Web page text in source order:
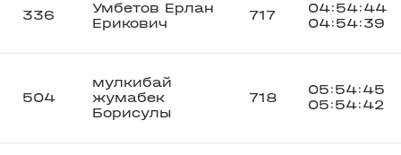
336
Умбетов Ерлан
Ерикович
717
04:54:44
04:54:39
504
мулкибай
жумабек
Борисулы
718
05:54:45
05:54:42